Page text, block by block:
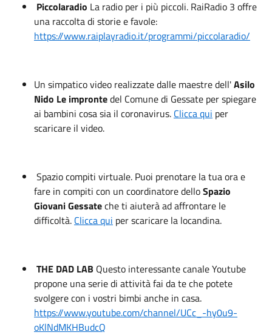
Piccolaradio La radio per i più piccoli. RaiRadio 3 offre
una raccolta di storie e favole:
https://www.raiplayradio.it/programmi/piccolaradio/
Un simpatico video realizzate dalle maestre dell'Asilo
Nido Le improntedel Comune di Gessate per spiegare
ai bambini cosa sia il coronavirus. Clicca qui per
scaricare il video.
Spazio compiti virtuale. Puoi prenotare la tua ora e
fare in compiti con un coordinatore delloSpazio
Giovani Gessateche ti aiuterà ad affrontare le
difficoltà. Clicca qui per scaricare la locandina.
THE DAD LAB Questo interessante canale Youtube
propone una serie di attività fai da te che potete
svolgere con i vostri bimbi anche in casa.
https://www.youtube.com/channel/UCc_-hy0u9-
oKlNdMKHBudcQ